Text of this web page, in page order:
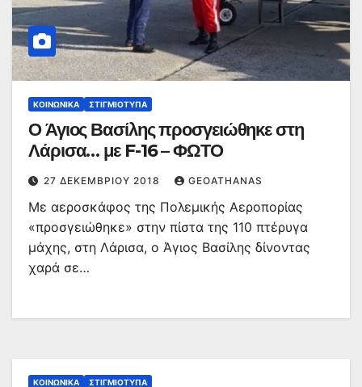
ΚΟΙΝΩΝΙΚΆ ΣΤΙΓΜΙΌΤΥΠΑ
Ο Άγιος Βασίλης προσγειώθηκε στη
Λάρισα… με F-16 – ΦΩΤΟ
27 ΔΕΚΕΜΒΡΊΟΥ 2018 GEOATHANAS
Με αεροσκάφος της Πολεμικής Αεροπορίας
«προσγειώθηκε» στην πίστα της 110 πτέρυγα
μάχης, στη Λάρισα, ο Άγιος Βασίλης δίνοντας
χαρά σε…
ΚΟΙΝΩΝΙΚΆ ΣΤΙΓΜΙΌΤΥΠΑ